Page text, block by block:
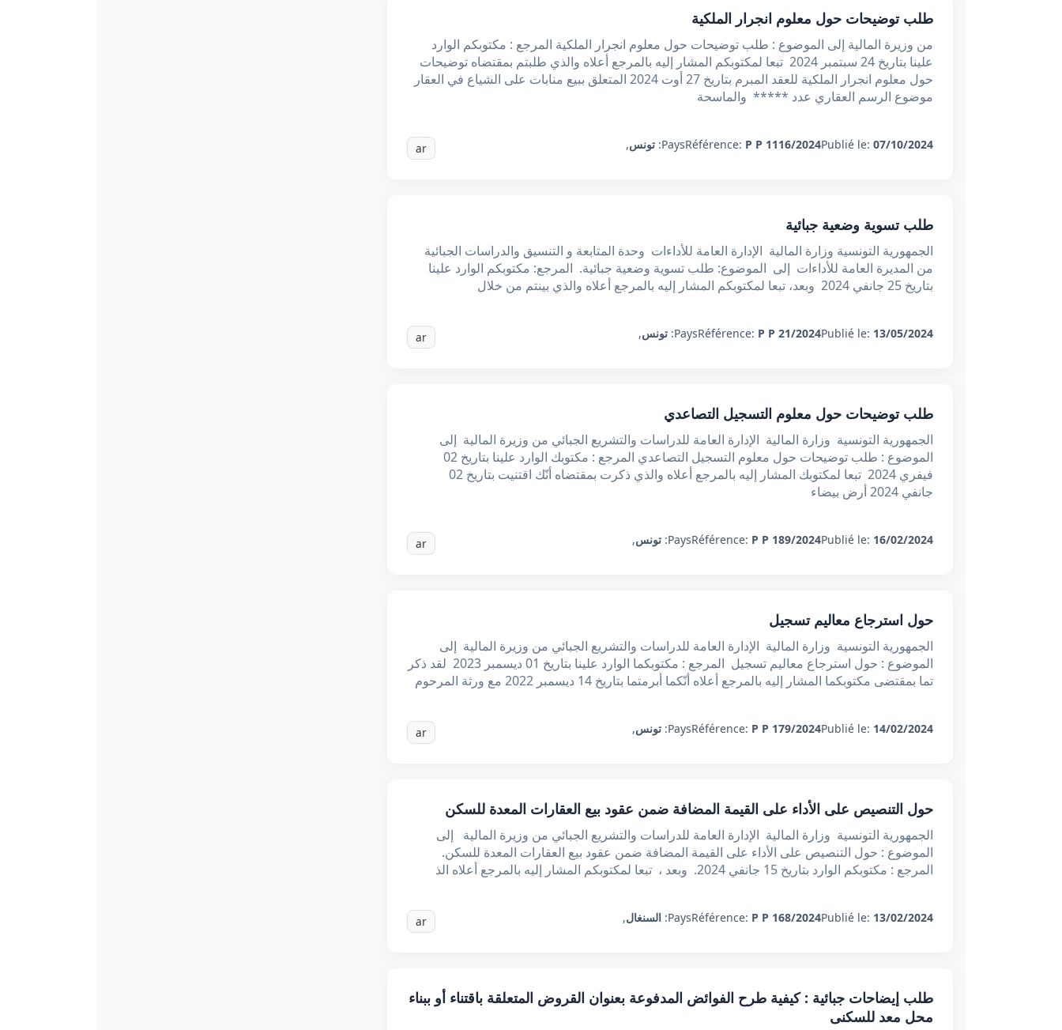
طلب توضیحات حول معلوم انجرار الملكية
من وزيرة المالية إلى الموضوع : طلب توضیحات حول معلوم انجرار الملكية المرجع : مكتوبكم الوارد
علينا بتاريخ 24 سبتمبر 2024 تبعا لمكتوبكم المشار إليه بالمرجع أعلاه والذي طلبتم بمقتضاه توضیحات
حول معلوم انجرار الملكية للعقد المبرم بتاريخ 27 أوت 2024 المتعلق ببيع منابات على الشياع في العقار
موضوع الرسم العقاري عدد ***** والماسحة
Publié le: 07/10/2024
Référence: P P 1116/2024
Pays: تونس,
ar
طلب تسوية وضعية جبائية
الجمهورية التونسية وزارة المالية الإدارة العامة للأداءات وحدة المتابعة و التنسيق والدراسات الجبائية
من المديرة العامة للأداءات إلى الموضوع: طلب تسوية وضعية جبائية. المرجع: مكتوبكم الوارد علينا
بتاريخ 25 جانفي 2024 وبعد، تبعا لمكتوبكم المشار إليه بالمرجع أعلاه والذي بينتم من خلال
Publié le: 13/05/2024
Référence: P P 21/2024
Pays: تونس,
ar
طلب توضيحات حول معلوم التسجيل التصاعدي
الجمهورية التونسية وزارة المالية الإدارة العامة للدراسات والتشريع الجبائي من وزيرة المالية إلى
الموضوع : طلب توضيحات حول معلوم التسجيل التصاعدي المرجع : مكتوبك الوارد علينا بتاريخ 02
فيفري 2024 تبعا لمكتوبك المشار إليه بالمرجع أعلاه والذي ذكرت بمقتضاه أنّك اقتنيت بتاريخ 02
جانفي 2024 أرض بيضاء
Publié le: 16/02/2024
Référence: P P 189/2024
Pays: تونس,
ar
حول استرجاع معاليم تسجيل
الجمهورية التونسية وزارة المالية الإدارة العامة للدراسات والتشريع الجبائي من وزيرة المالية إلى
الموضوع : حول استرجاع معاليم تسجيل المرجع : مكتوبكما الوارد علينا بتاريخ 01 ديسمبر 2023 لقد ذكر
تما بمقتضى مكتوبكما المشار إليه بالمرجع أعلاه أنّكما أبرمتما بتاريخ 14 ديسمبر 2022 مع ورثة المرحوم
Publié le: 14/02/2024
Référence: P P 179/2024
Pays: تونس,
ar
حول التنصيص على الأداء على القيمة المضافة ضمن عقود بيع العقارات المعدة للسكن
الجمهورية التونسية وزارة المالية الإدارة العامة للدراسات والتشريع الجبائي من وزيرة المالية إلى
الموضوع : حول التنصيص على الأداء على القيمة المضافة ضمن عقود بيع العقارات المعدة للسكن.
المرجع : مكتوبكم الوارد بتاريخ 15 جانفي 2024. وبعد ، تبعا لمكتوبكم المشار إليه بالمرجع أعلاه الذ
Publié le: 13/02/2024
Référence: P P 168/2024
Pays: السنغال,
ar
طلب إيضاحات جبائية : كيفية طرح الفوائض المدفوعة بعنوان القروض المتعلقة باقتناء أو ببناء
محل معد للسكنى